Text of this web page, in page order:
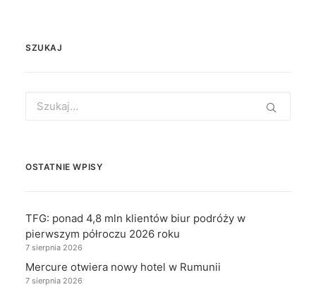
SZUKAJ
for:
OSTATNIE WPISY
TFG: ponad 4,8 mln klientów biur podróży w
pierwszym półroczu 2026 roku
7 sierpnia 2026
Mercure otwiera nowy hotel w Rumunii
7 sierpnia 2026